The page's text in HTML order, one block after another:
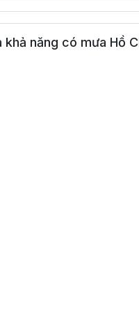
khả năng có mưa Hồ